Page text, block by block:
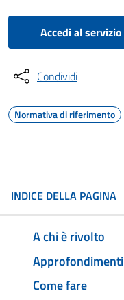
Accedi al servizio
Condividi
Normativa di riferimento
INDICE DELLA PAGINA
A chi è rivolto
Approfondimenti
Come fare